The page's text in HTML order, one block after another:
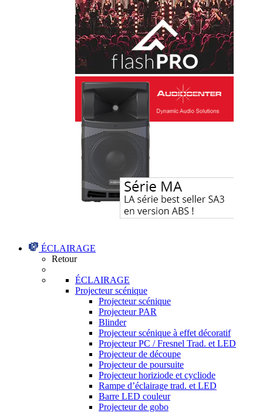
ÉCLAIRAGE
Retour
ÉCLAIRAGE
Projecteur scénique
Projecteur scénique
Projecteur PAR
Blinder
Projecteur scénique à effet décoratif
Projecteur PC / Fresnel Trad. et LED
Projecteur de découpe
Projecteur de poursuite
Projecteur horiziode et cycliode
Rampe d’éclairage trad. et LED
Barre LED couleur
Projecteur de gobo